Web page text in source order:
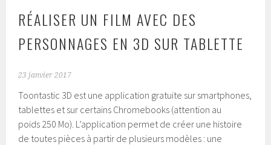
RÉALISER UN FILM AVEC DES
PERSONNAGES EN 3D SUR TABLETTE
23 janvier 2017
Toontastic 3D est une application gratuite sur smartphones,
tablettes et sur certains Chromebooks (attention au
poids 250 Mo). L’application permet de créer une histoire
de toutes pièces à partir de plusieurs modèles : une